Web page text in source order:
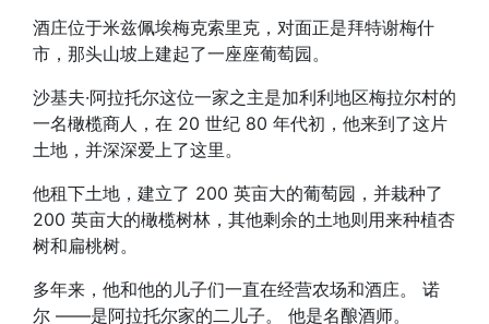
酒庄位于米兹佩埃梅克索里克，对面正是拜特谢梅什
市，那头山坡上建起了一座座葡萄园。
沙基夫·阿拉托尔这位一家之主是加利利地区梅拉尔村的
一名橄榄商人，在 20 世纪 80 年代初，他来到了这片
土地，并深深爱上了这里。
他租下土地，建立了 200 英亩大的葡萄园，并栽种了
200 英亩大的橄榄树林，其他剩余的土地则用来种植杏
树和扁桃树。
多年来，他和他的儿子们一直在经营农场和酒庄。 诺
尔 ——是阿拉托尔家的二儿子。 他是名酿酒师。